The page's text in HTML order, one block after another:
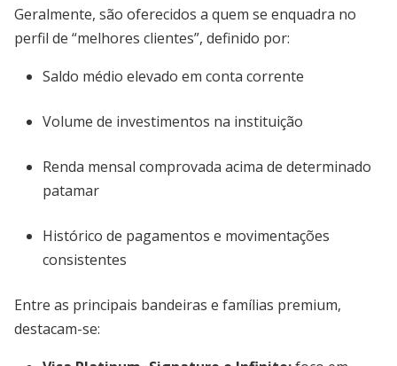
Geralmente, são oferecidos a quem se enquadra no
perfil de “melhores clientes”, definido por:
Saldo médio elevado em conta corrente
Volume de investimentos na instituição
Renda mensal comprovada acima de determinado
patamar
Histórico de pagamentos e movimentações
consistentes
Entre as principais bandeiras e famílias premium,
destacam-se: